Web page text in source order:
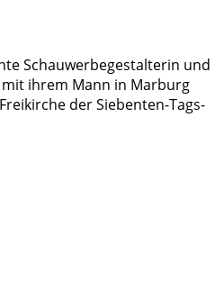
Schauwerbegestalterin und
ihrem Mann in Marburg
der Siebenten-Tags-